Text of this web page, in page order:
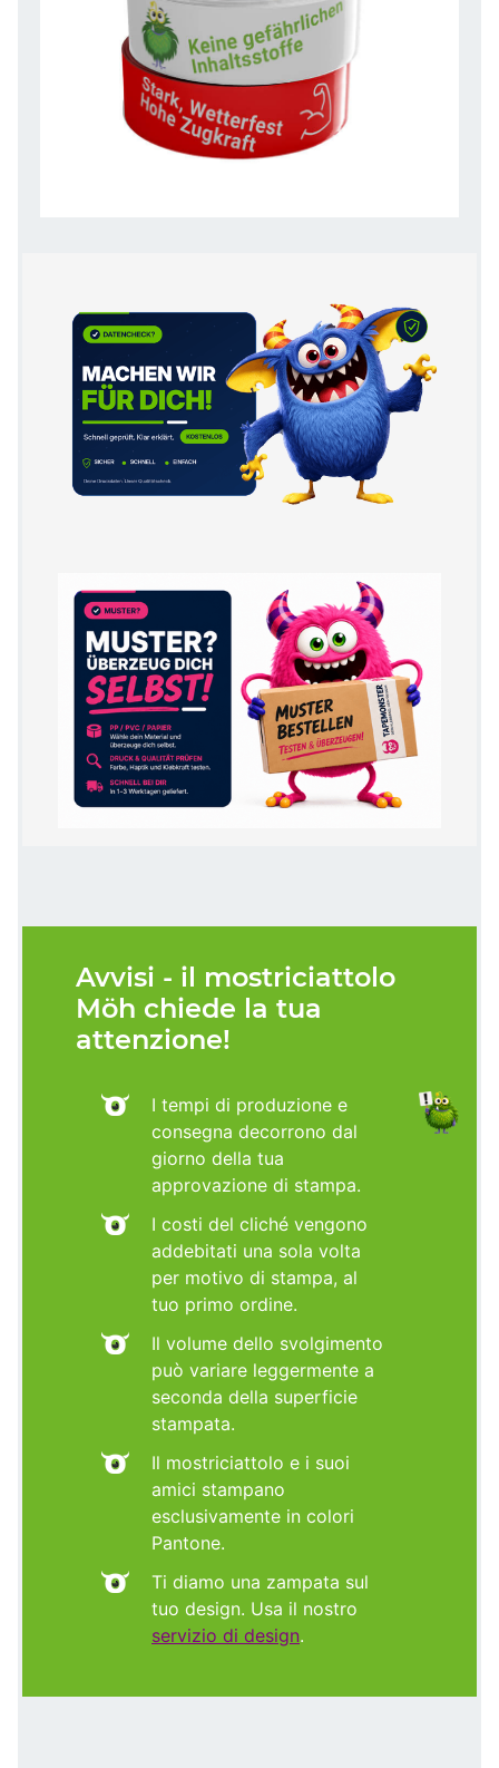
Avvisi - il mostriciattolo
Möh chiede la tua
attenzione!
I tempi di produzione e
consegna decorrono dal
giorno della tua
approvazione di stampa.
I costi del cliché vengono
addebitati una sola volta
per motivo di stampa, al
tuo primo ordine.
Il volume dello svolgimento
può variare leggermente a
seconda della superficie
stampata.
Il mostriciattolo e i suoi
amici stampano
esclusivamente in colori
Pantone.
Ti diamo una zampata sul
tuo design. Usa il nostro
servizio di design.